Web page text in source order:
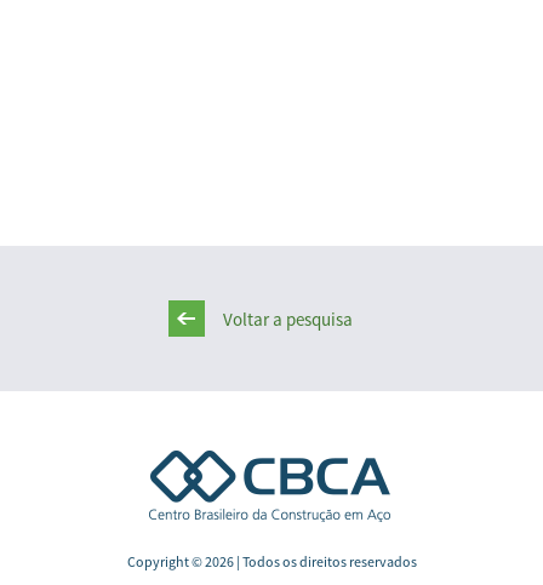
Voltar a pesquisa
Copyright © 2026 | Todos os direitos reservados